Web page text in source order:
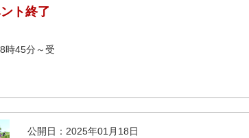
ト終了
～受
公開日：2025年01月18日